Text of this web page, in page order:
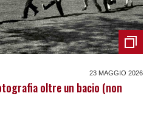
23 MAGGIO 2026
oltre un bacio (non